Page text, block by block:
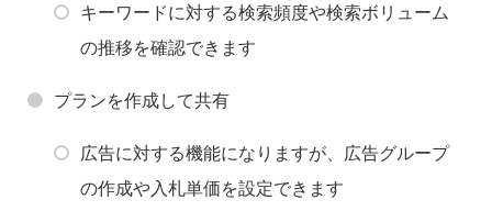
キーワードに対する検索頻度や検索ボリューム
の推移を確認できます
プランを作成して共有
広告に対する機能になりますが、広告グループ
の作成や入札単価を設定できます